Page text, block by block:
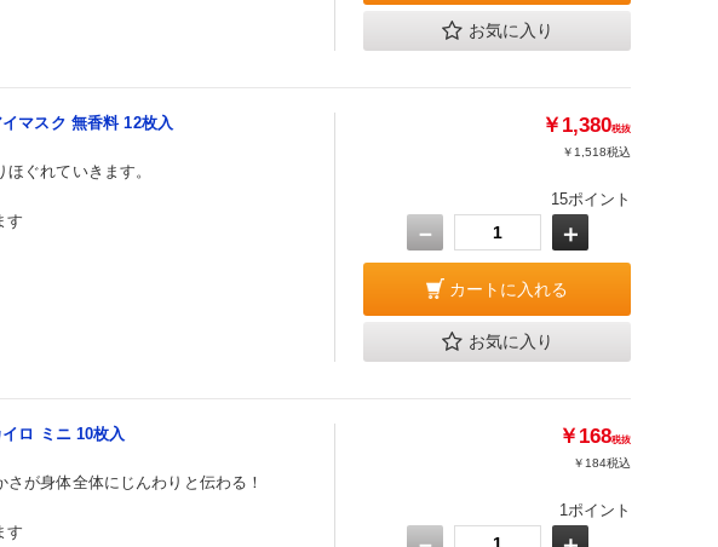
お気に入り
マスク 無香料 12枚入
ぐれていきます。
す
￥1,380税抜
￥1,518税込
15ポイント
－ ＋
カートに入れる
お気に入り
ロ ミニ 10枚入
が身体全体にじんわりと伝わる！
す
￥168税抜
￥184税込
1ポイント